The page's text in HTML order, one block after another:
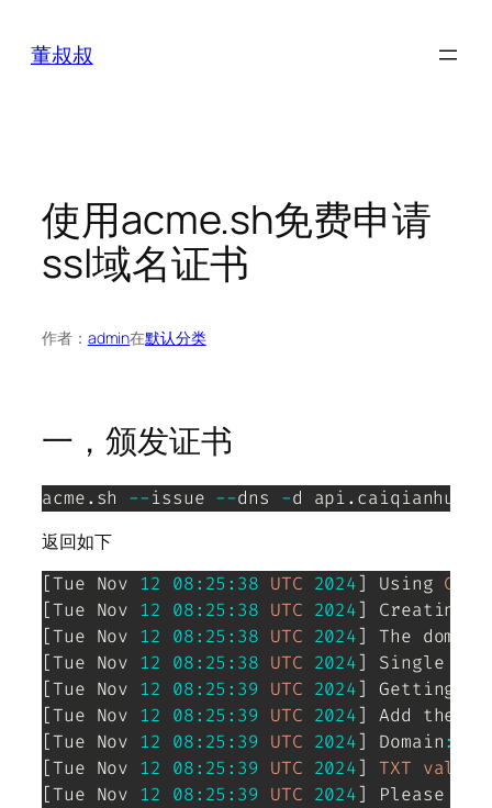
董叔叔
使用acme.sh免费申请
ssl域名证书
作者： admin在默认分类
一，颁发证书
acme. sh --issue --dns -d api. caiqianhua
返回如下
[Tue Nov 12 08: 25 : 38 UTC 2024] Using CA
[Tue Nov 12 08: 25 : 38 UTC 2024]
[Tue Nov 12 08: 25 : 38 UTC 2024]
The
[Tue Nov 12 08: 25 : 38 UTC 2024]
Single
[Tue Nov 12 08: 25 : 39 UTC 2024]
Getting
[Tue Nov 12 08: 25 : 39 UTC 2024]
Add the
[Tue Nov 12 08: 25 : 39 UTC 2024] Domain:
[Tue Nov 12 08: 25 : 39 UTC 2024] TXT value
[Tue Nov 12 08: 25 : 39 UTC 2024]
Please